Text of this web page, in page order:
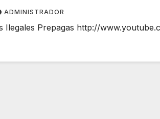
ADMINISTRADOR
Ilegales Prepagas http://